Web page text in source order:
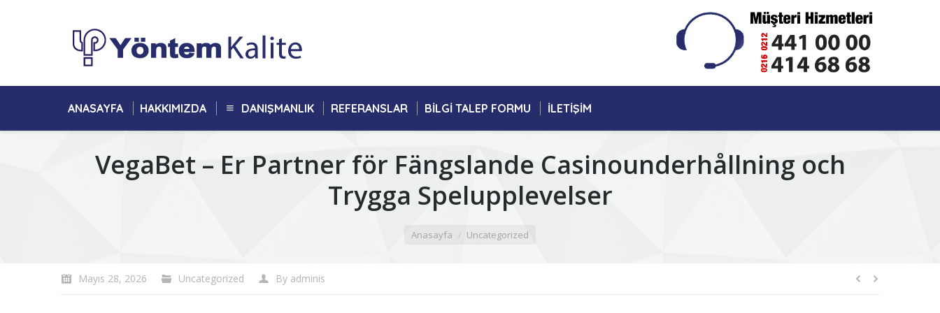
ANASAYFA HAKKIMIZDA DANIŞMANLIK REFERANSLAR BILGI TALEP FORMU İLETIŞIM
VegaBet – Er Partner för Fängslande Casinounderhållning och
Trygga Spelupplevelser
Anasayfa Uncategorized
Mayıs 28, 2026 Uncategorized By adminis